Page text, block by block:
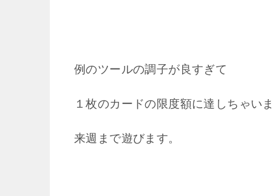
例のツールの調子が良すぎて
１枚のカードの限度額に達しちゃい
来週まで遊びます。